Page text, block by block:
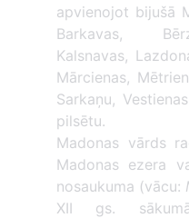
apvienojot bijušā
Barkavas,
Kalsnavas,
Mārcienas,
Sarkaņu,
pilsētu.
Madonas vārds
Madonas ezera
nosaukuma (vācu:
XII gs.